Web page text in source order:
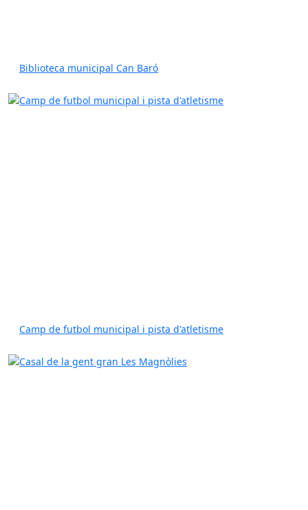
Biblioteca municipal Can Baró
Camp de futbol municipal i pista d'atletisme